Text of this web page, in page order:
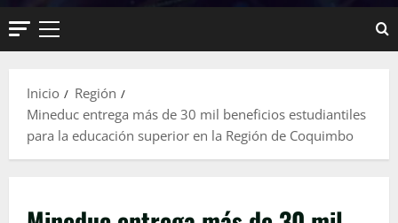
Menú
Inicio
Región
Mineduc entrega más de 30 mil beneficios estudiantiles
para la educación superior en la Región de Coquimbo